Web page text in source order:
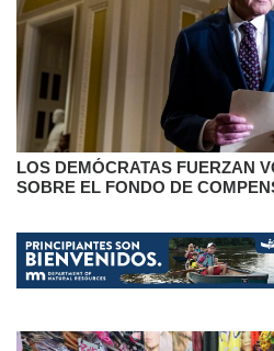
LOS DEMÓCRATAS FUERZAN
SOBRE EL FONDO DE